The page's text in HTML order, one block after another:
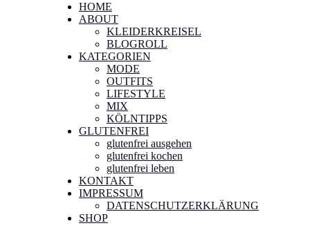
HOME
ABOUT
KLEIDERKREISEL
BLOGROLL
KATEGORIEN
MODE
OUTFITS
LIFESTYLE
MIX
KÖLNTIPPS
GLUTENFREI
glutenfrei ausgehen
glutenfrei kochen
glutenfrei leben
KONTAKT
IMPRESSUM
DATENSCHUTZERKLÄRUNG
SHOP